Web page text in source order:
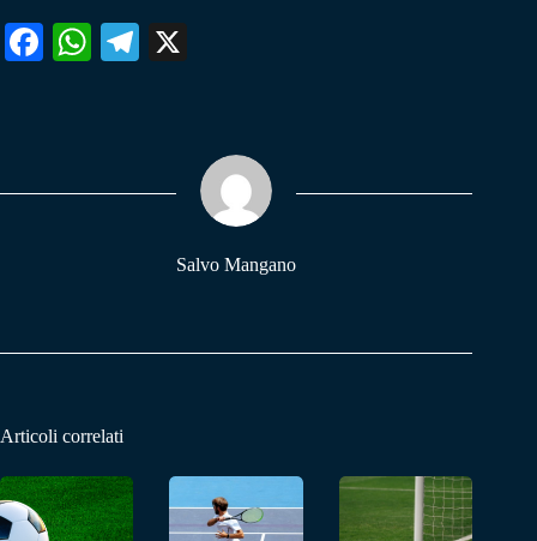
Fa W
pp
Te
m
Salvo Mangano
Articoli correlati